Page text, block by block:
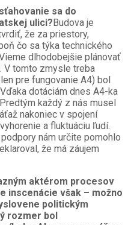
sa do
ulici? Budova je
že za priestory,
čo sa týka technického
dlhodobejšie plánovať
V tomto zmysle treba
pre fungovanie A4) bol
dotáciám dnes A4-ka
každý z nás musel
nakoniec v spojení
a fluktuáciu ľudí.
nám určite pomohlo
že má záujem
aktérom procesov
inscenácie však – možno
politickým
rozmer bol